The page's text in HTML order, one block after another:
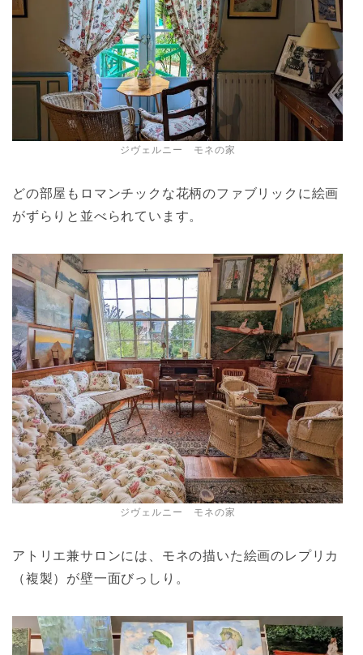
ジヴェルニー モネの家
どの部屋もロマンチックな花柄のファブリックに絵画
がずらりと並べられています。
ジヴェルニー モネの家
アトリエ兼サロンには、モネの描いた絵画のレプリカ
（複製）が壁一面びっしり。